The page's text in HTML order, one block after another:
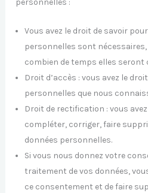
personnelles :
Vous avez le droit de savoir
personnelles sont
combien de temps elles seront
Droit d’accès : vous avez le
personnelles que nous
Droit de rectification : vous
compléter, corriger, faire
données personnelles.
Si vous nous donnez votre
traitement de vos données,
ce consentement et de faire